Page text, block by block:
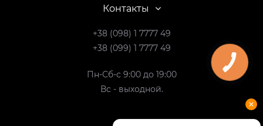
Контакты
+38 (098) 1 7777 49
+38 (099) 1 7777 49
Пн-Сб-с 9:00 до 19:00
Вс - выходной.